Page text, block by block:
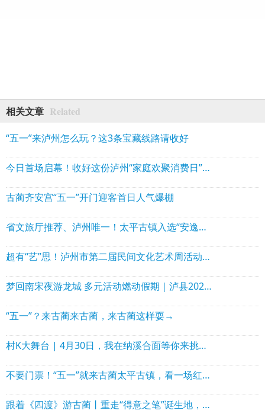
相关文章 Related
“五一”来泸州怎么玩？这3条宝藏线路请收好
今日首场启幕！收好这份泸州“家庭欢聚消费日”攻略，全家一起出门“刷”街
古蔺齐安宫“五一”开门迎客首日人气爆棚
省文旅厅推荐、泸州唯一！太平古镇入选“安逸四川·奋进青春”精品旅游线路
超有“艺”思！泸州市第二届民间文化艺术周活动在纳溪举行
梦回南宋夜游龙城 多元活动燃动假期｜泸县2026年五一文旅系列活动精彩上线
“五一”？来古蔺来古蔺，来古蔺这样耍→
村K大舞台 | 4月30日，我在纳溪合面等你来挑战…
不要门票！“五一”就来古蔺太平古镇，看一场红色夜秀，赴一场千年情约！
跟着《四渡》游古蔺丨重走“得意之笔”诞生地，五一这样玩才够“红”！